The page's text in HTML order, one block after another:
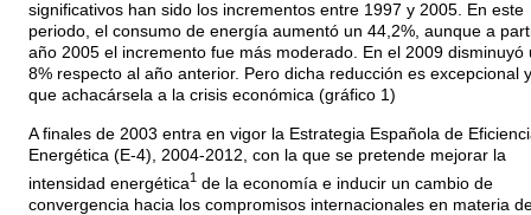
significativos han sido los incrementos entre 1997 y 2005. En este
periodo, el consumo de energía aumentó un 44,2%, aunque a
año 2005 el incremento fue más moderado. En el 2009 disminuyó
8% respecto al año anterior. Pero dicha reducción es excepcional
que achacársela a la crisis económica (gráfico 1)
A finales de 2003 entra en vigor la Estrategia Española de
Energética (E-4), 2004-2012, con la que se pretende mejorar la
intensidad energética1de la economía e inducir un cambio de
convergencia hacia los compromisos internacionales en materia